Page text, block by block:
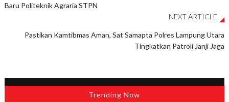
Baru Politeknik Agraria STPN
NEXT ARTICLE
Pastikan Kamtibmas Aman, Sat Samapta Polres Lampung Utara
Tingkatkan Patroli Janji Jaga
Trending Now